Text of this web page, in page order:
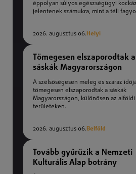
éppolyan súlyos egészségügyi
jelentenek számukra, mint a téli
2026. augusztus 06. Helyi
Tömegesen elszaporodtak a
sáskák Magyarországon
A szélsőségesen meleg és száraz
tömegesen elszaporodtak a sáskák
Magyarországon, különösen az alföldi
területeken.
2026. augusztus 06.Belföld
Tovább gyűrűzik a Nemzeti
Kulturális Alap botrány